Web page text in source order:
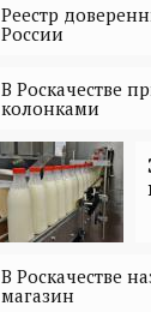
Реестр
России
В Роскачестве
колонками
В Роскачестве
магазин